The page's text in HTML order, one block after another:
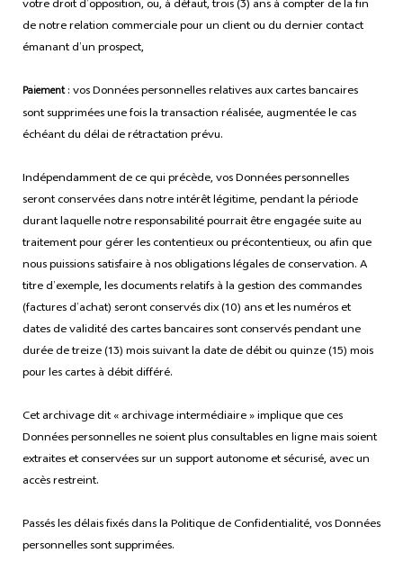
votre droit d’opposition, ou, à défaut, trois (3) ans à compter de la fin
de notre relation commerciale pour un client ou du dernier contact
émanant d’un prospect,
Paiement: vos Données personnelles relatives aux cartes bancaires
sont supprimées une fois la transaction réalisée, augmentée le cas
échéant du délai de rétractation prévu.
Indépendamment de ce qui précède, vos Données personnelles
seront conservées dans notre intérêt légitime, pendant la période
durant laquelle notre responsabilité pourrait être engagée suite au
traitement pour gérer les contentieux ou précontentieux, ou afin que
nous puissions satisfaire à nos obligations légales de conservation. A
titre d’exemple, les documents relatifs à la gestion des commandes
(factures d’achat) seront conservés dix (10) ans et les numéros et
dates de validité des cartes bancaires sont conservés pendant une
durée de treize (13) mois suivant la date de débit ou quinze (15) mois
pour les cartes à débit différé.
Cet archivage dit « archivage intermédiaire » implique que ces
Données personnelles ne soient plus consultables en ligne mais soient
extraites et conservées sur un support autonome et sécurisé, avec un
accès restreint.
Passés les délais fixés dans la Politique de Confidentialité, vos Données
personnelles sont supprimées.